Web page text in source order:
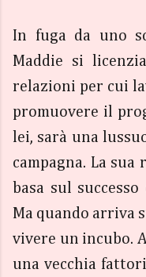
In fuga da uno
Maddie si
relazioni per cui
promuovere il
lei, sarà una
campagna. La
basa sul
Ma quando arriva
vivere un incubo.
una vecchia